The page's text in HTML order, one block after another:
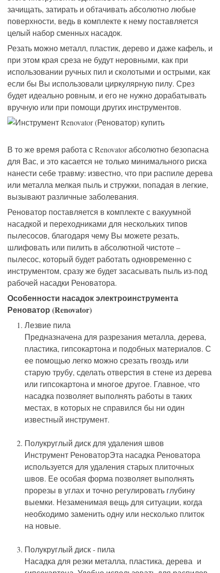
зачищать, затирать и обтачивать абсолютно любые
поверхности, ведь в комплекте к нему поставляется
целый набор сменных насадок.
Резать можно металл, пластик, дерево и даже кафель, и
при этом края среза не будут неровными, как при
использовании ручных пил и сколотыми и острыми, как
если бы Вы использовали циркулярную пилу. Срез
будет идеально ровным, и его не нужно дорабатывать
вручную или при помощи других инструментов.
В то же время работа с Renovator абсолютно безопасна
для Вас, и это касается не только минимального риска
нанести себе травму: известно, что при распиле дерева
или металла мелкая пыль и стружки, попадая в легкие,
вызывают различные заболевания.
Реноватор поставляется в комплекте с вакуумной
насадкой и переходниками для нескольких типов
пылесосов, благодаря чему Вы можете резать,
шлифовать или пилить в абсолютной чистоте –
пылесос, который будет работать одновременно с
инструментом, сразу же будет засасывать пыль из-под
рабочей насадки Реноватора.
Особенности насадок электроинструмента
Реноватор (Renovator)
Лезвие пила
Предназначена для разрезания металла, дерева,
пластика, гипсокартона и подобных материалов. С
ее помощью легко можно срезать гвоздь или
старую трубу, сделать отверстия в стене из дерева
или гипсокартона и многое другое. Главное, что
насадка позволяет выполнять работы в таких
местах, в которых не справился бы ни один
известный инструмент.
Полукруглый диск для удаления швов
Инструмент РеноваторЭта насадка Реноватора
используется для удаления старых плиточных
швов. Ее особая форма позволяет выполнять
прорезы в углах и точно регулировать глубину
выемки. Незаменимая вещь для ситуации, когда
необходимо заменить одну или несколько плиток
на новые.
Полукруглый диск - пила
Насадка для резки металла, пластика, дерева и